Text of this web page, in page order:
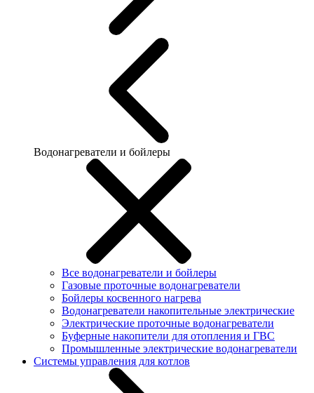
Водонагреватели и бойлеры
Все водонагреватели и бойлеры
Газовые проточные водонагреватели
Бойлеры косвенного нагрева
Водонагреватели накопительные электрические
Электрические проточные водонагреватели
Буферные накопители для отопления и ГВС
Промышленные электрические водонагреватели
Системы управления для котлов